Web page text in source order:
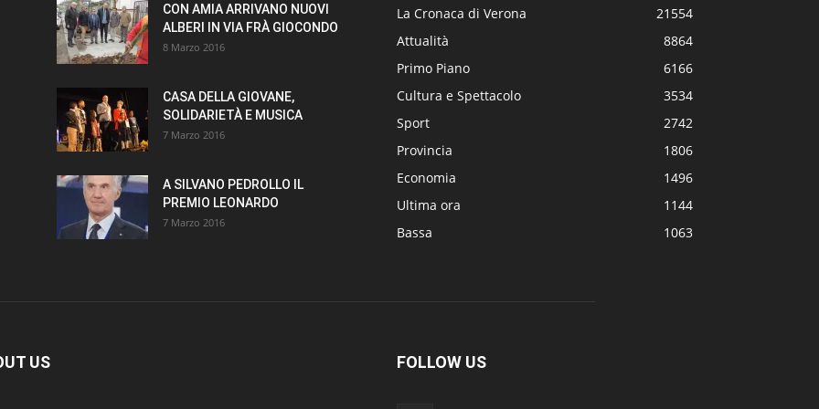
CON AMIA ARRIVANO NUOVI
ALBERI IN VIA FRÀ GIOCONDO
8 Marzo 2016
CASA DELLA GIOVANE,
SOLIDARIETÀ E MUSICA
7 Marzo 2016
A SILVANO PEDROLLO IL
PREMIO LEONARDO
7 Marzo 2016
La Cronaca di Verona
21554
Attualità
8864
Primo Piano
6166
Cultura e Spettacolo
3534
Sport
2742
Provincia
1806
Economia
1496
Ultima ora
1144
Bassa
1063
US FOLLOW US